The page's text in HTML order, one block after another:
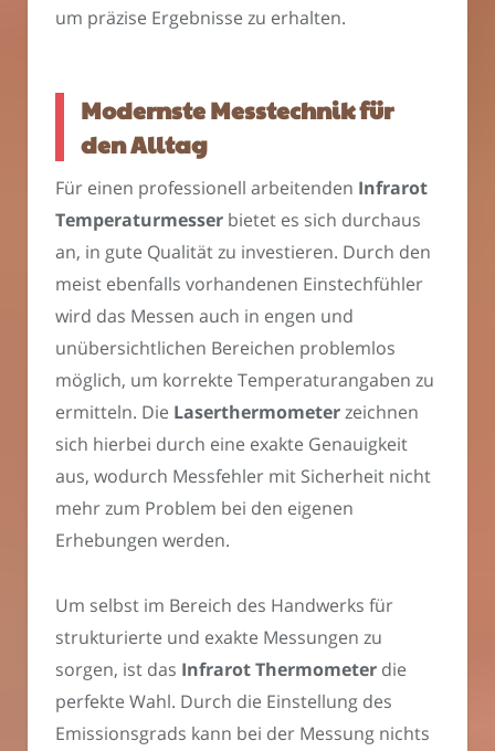
um präzise Ergebnisse zu erhalten.
Modernste Messtechnik für
den Alltag
Für einen professionell arbeitenden Infrarot
Temperaturmesser bietet es sich durchaus
an, in gute Qualität zu investieren. Durch den
meist ebenfalls vorhandenen Einstechfühler
wird das Messen auch in engen und
unübersichtlichen Bereichen problemlos
möglich, um korrekte Temperaturangaben zu
ermitteln. Die Laserthermometerzeichnen
sich hierbei durch eine exakte Genauigkeit
aus, wodurch Messfehler mit Sicherheit nicht
mehr zum Problem bei den eigenen
Erhebungen werden.
Um selbst im Bereich des Handwerks für
strukturierte und exakte Messungen zu
sorgen, ist das Infrarot Thermometer die
perfekte Wahl. Durch die Einstellung des
Emissionsgrads kann bei der Messung nichts